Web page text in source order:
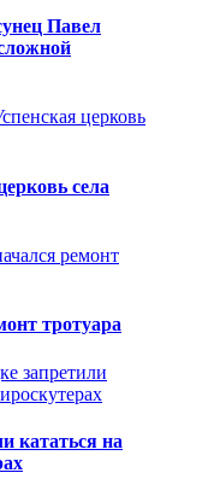
Павел
села
тротуара
кататься на